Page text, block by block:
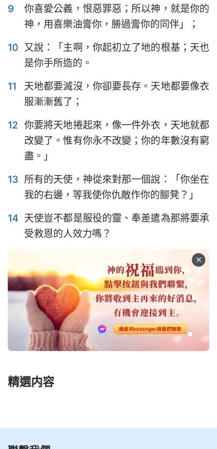
1 2 3 4 5 6
7
9
你喜愛公義，恨惡罪惡；所以神，就是你的
神，用喜樂油膏你，勝過膏你的同伴」；
10 又說：「主啊，你起初立了地的根基；天也
是你手所造的。
11
天地都要滅沒，你卻要長存。天地都要像衣
服漸漸舊了；
12 你要將天地捲起來，像一件外衣，天地就都
改變了。惟有你永不改變；你的年數沒有窮
盡。」
13 所有的天使，神從來對那一個說：「你坐在
我的右邊，等我使你仇敵作你的腳凳？」
14 天使豈不都是服役的靈、奉差遣為那將要承
受救恩的人效力嗎？
精選内容